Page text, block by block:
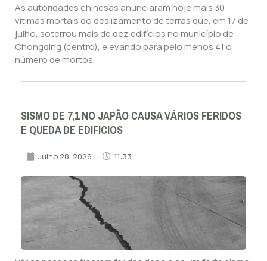
As autoridades chinesas anunciaram hoje mais 30
vítimas mortais do deslizamento de terras que, em 17 de
julho, soterrou mais de dez edifícios no município de
Chongqing (centro), elevando para pelo menos 41 o
número de mortos.
SISMO DE 7,1 NO JAPÃO CAUSA VÁRIOS FERIDOS
E QUEDA DE EDIFICIOS
Julho 28, 2026 11:33